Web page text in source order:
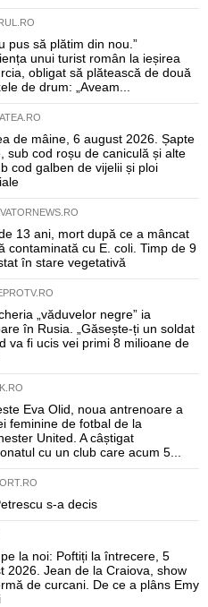
pus să plătim din nou.”
unui turist român la ieșirea
obligat să plătească de două
de drum: „Aveam...
de mâine, 6 august 2026. Șapte
sub cod roșu de caniculă și alte
cod galben de vijelii și ploi
13 ani, mort după ce a mâncat
contaminată cu E. coli. Timp de 9
în stare vegetativă
„văduvelor negre” ia
în Rusia. „Găsește-ți un soldat
va fi ucis vei primi 8 milioane de
Eva Olid, noua antrenoare a
feminine de fotbal de la
United. A câștigat
cu un club care acum 5...
s-a decis
la noi: Poftiți la întrecere, 5
2026. Jean de la Craiova, show
de curcani. De ce a plâns Emy